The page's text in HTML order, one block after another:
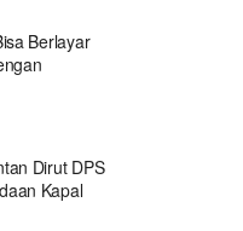
Berlayar
Dirut DPS
Kapal